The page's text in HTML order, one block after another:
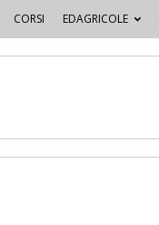
CORSI EDAGRICOLE